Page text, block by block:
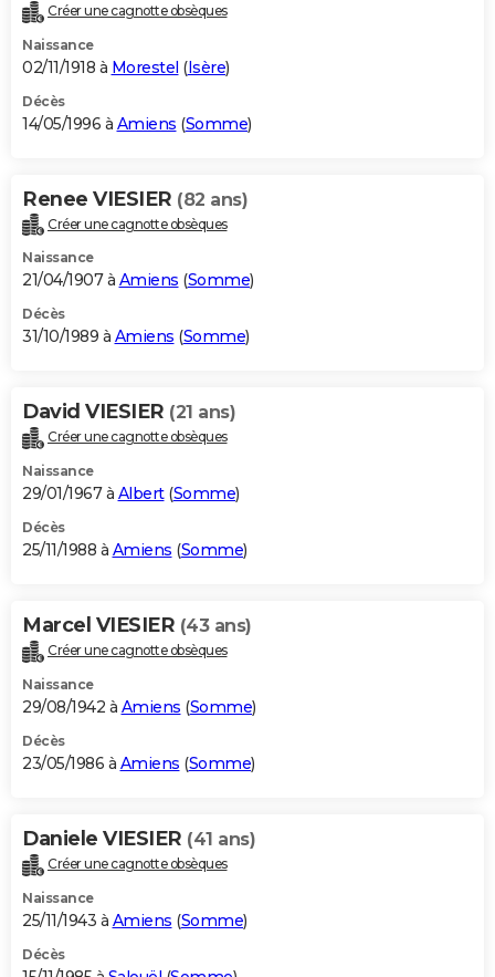
Créer une cagnotte obsèques
Naissance
02/11/1918 à Morestel (Isère)
Décès
14/05/1996 à Amiens (Somme)
Renee VIESIER (82 ans)
Créer une cagnotte obsèques
Naissance
21/04/1907 à Amiens (Somme)
Décès
31/10/1989 à Amiens (Somme)
David VIESIER (21 ans)
Créer une cagnotte obsèques
Naissance
29/01/1967 à Albert(Somme)
Décès
25/11/1988 à Amiens (Somme)
Marcel VIESIER (43 ans)
Créer une cagnotte obsèques
Naissance
29/08/1942 à Amiens (Somme)
Décès
23/05/1986 à Amiens (Somme)
Daniele VIESIER (41 ans)
Créer une cagnotte obsèques
Naissance
25/11/1943 à Amiens (Somme)
Décès